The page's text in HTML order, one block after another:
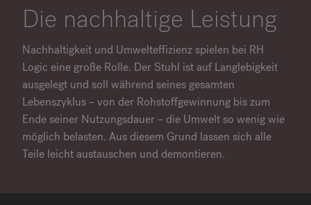
Die nachhaltige Leistung
Nachhaltigkeit und Umwelteffizienz spielen bei RH
Logic eine große Rolle. Der Stuhl ist auf Langlebigkeit
ausgelegt und soll während seines gesamten
Lebenszyklus – von der Rohstoffgewinnung bis zum
Ende seiner Nutzungsdauer – die Umwelt so wenig wie
möglich belasten. Aus diesem Grund lassen sich alle
Teile leicht austauschen und demontieren.